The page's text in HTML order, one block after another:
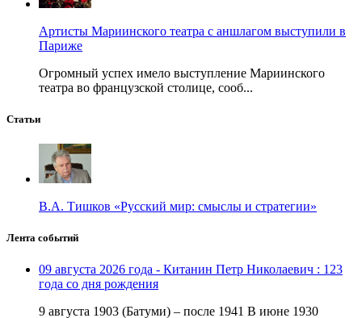
Артисты Мариинского театра с аншлагом выступили в
Париже
Огромный успех имело выступление Мариинского
театра во французской столице, сооб...
Статьи
В.А. Тишков «Русский мир: смыслы и стратегии»
Лента событий
09 августа 2026 года - Китанин Петр Николаевич : 123
года со дня рождения
9 августа 1903 (Батуми) – после 1941 В июне 1930